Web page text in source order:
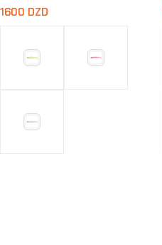
1600 DZD